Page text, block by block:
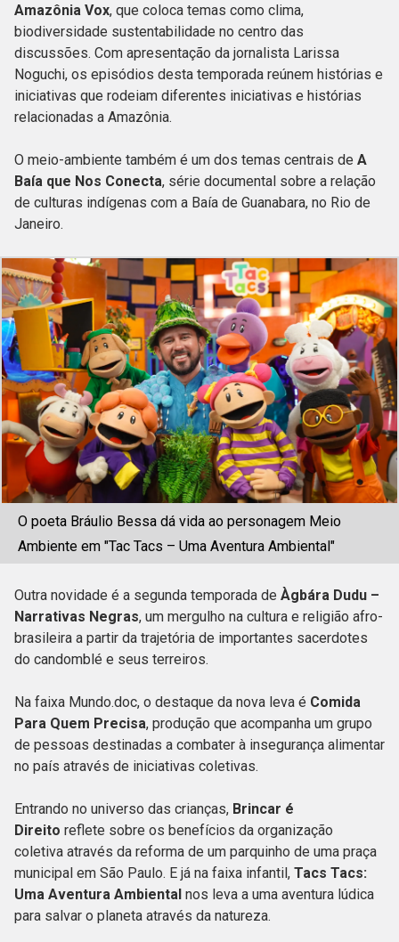
Amazônia Vox, que coloca temas como clima,
biodiversidade sustentabilidade no centro das
discussões. Com apresentação da jornalista Larissa
Noguchi, os episódios desta temporada reúnem histórias e
iniciativas que rodeiam diferentes iniciativas e histórias
relacionadas a Amazônia.
O meio-ambiente também é um dos temas centrais de A
Baía que Nos Conecta, série documental sobre a relação
de culturas indígenas com a Baía de Guanabara, no Rio de
Janeiro.
O poeta Bráulio Bessa dá vida ao personagem Meio
Ambiente em "Tac Tacs – Uma Aventura Ambiental"
Outra novidade é a segunda temporada de Àgbára Dudu –
Narrativas Negras, um mergulho na cultura e religião afro-
brasileira a partir da trajetória de importantes sacerdotes
do candomblé e seus terreiros.
Na faixa Mundo.doc, o destaque da nova leva é Comida
Para Quem Precisa, produção que acompanha um grupo
de pessoas destinadas a combater à insegurança alimentar
no país através de iniciativas coletivas.
Entrando no universo das crianças, Brincar é
Direito reflete sobre os benefícios da organização
coletiva através da reforma de um parquinho de uma praça
municipal em São Paulo. E já na faixa infantil, Tacs Tacs:
Uma Aventura Ambiental nos leva a uma aventura lúdica
para salvar o planeta através da natureza.